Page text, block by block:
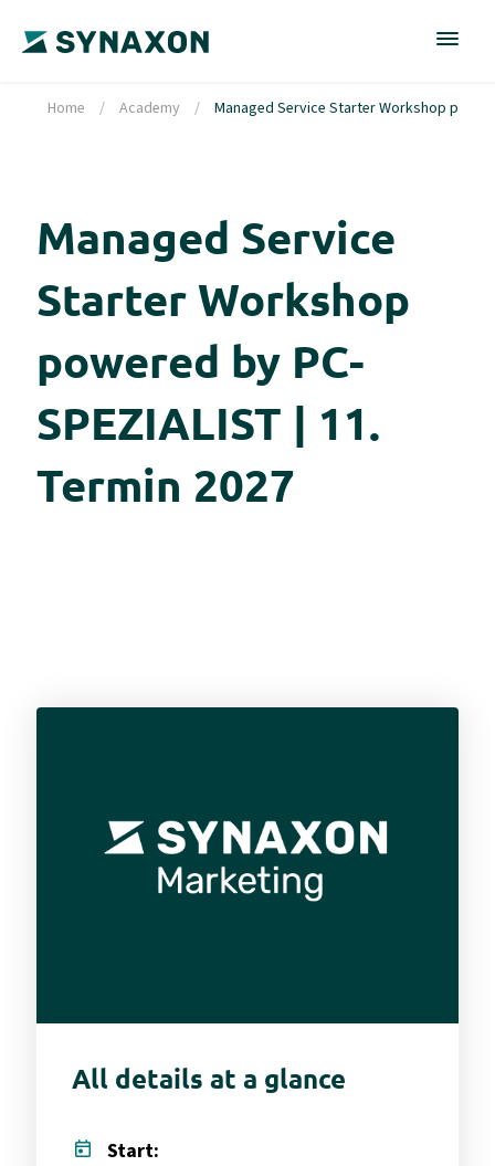
Home / Academy / Managed Service Starter Workshop
Managed Service
Starter Workshop
powered by PC-
SPEZIALIST | 11.
Termin 2027
All details at a glance
today
Start: